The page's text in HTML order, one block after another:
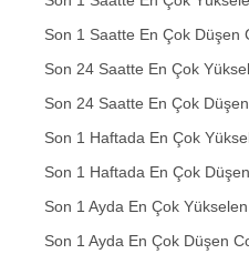
Son 1 Saatte En Çok Düşen
Son 24 Saatte En Çok
Son 24 Saatte En Çok
Son 1 Haftada En Çok
Son 1 Haftada En Çok
Son 1 Ayda En Çok
Son 1 Ayda En Çok Düşen